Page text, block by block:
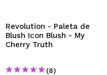
Revolution - Paleta de
Blush Icon Blush - My
Cherry Truth
(8)